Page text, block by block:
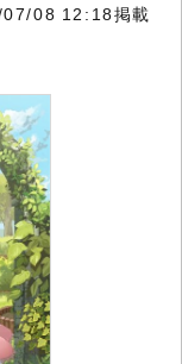
08 12:18掲載